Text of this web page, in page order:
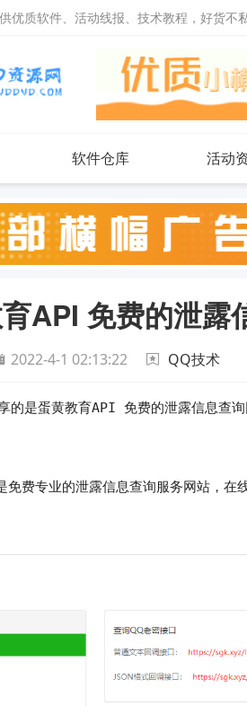
优质软件、活动线报、技术教程，好货不
软件仓库 活动
API 免费的泄露
2022-4-1 02:13:22 QQ技术
的是蛋黄教育API 免费的泄露信息查
免费专业的泄露信息查询服务网站，在